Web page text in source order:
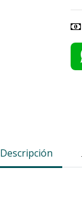
Descripción